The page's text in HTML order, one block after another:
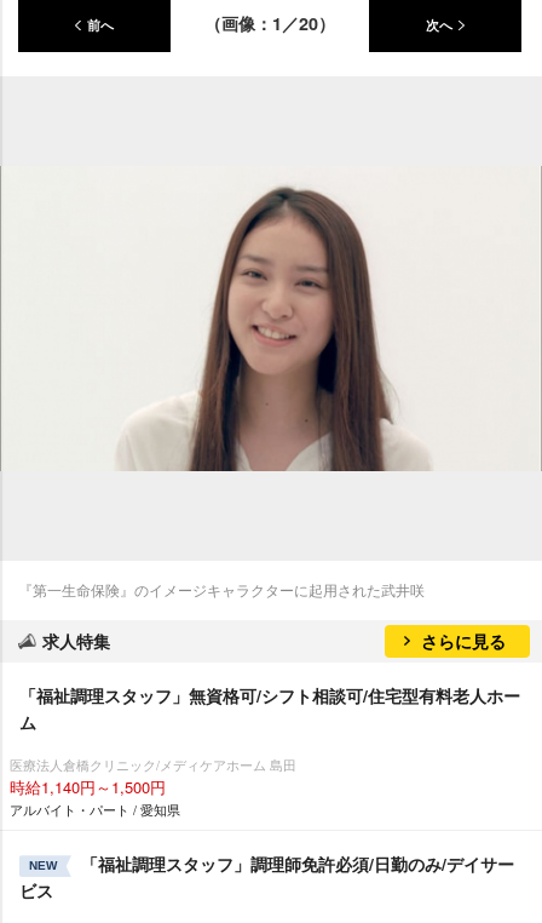
前へ （画像：1／20） 次へ
『第一生命保険』のイメージキャラクターに起用された武井咲
求人特集 さらに見る
「福祉調理スタッフ」無資格可/シフト相談可/住宅型有料老人ホー
ム
医療法人倉橋クリニック/メディケアホーム 島田
時給1,140円～1,500円
アルバイト・パート / 愛知県
NEW
「福祉調理スタッフ」調理師免許必須/日勤のみ/デイサー
ビス